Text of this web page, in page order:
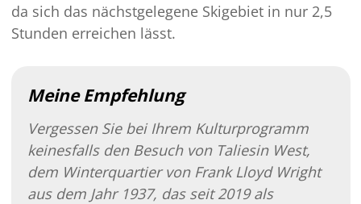
da sich das nächstgelegene Skigebiet in nur 2,5
Stunden erreichen lässt.
Meine Empfehlung
Vergessen Sie bei Ihrem Kulturprogramm
keinesfalls den Besuch von Taliesin West,
dem Winterquartier von Frank Lloyd Wright
aus dem Jahr 1937, das seit 2019 als